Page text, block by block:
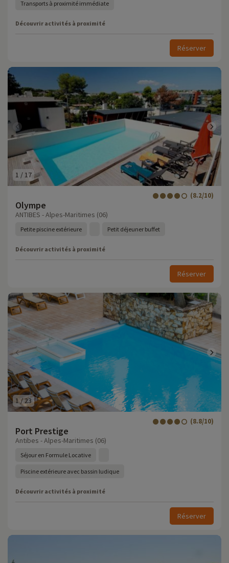
Transports à proximité immédiate
Découvrir activités à proximité
Réserver
1 / 17
Olympe
(8.2/10)
ANTIBES - Alpes-Maritimes (06)
Petite piscine extérieure Petit déjeuner buffet
Découvrir activités à proximité
Réserver
1 /23
Port Prestige
(8.8/10)
Antibes - Alpes-Maritimes (06)
Séjour en Formule Locative
Piscine extérieure avec bassin ludique
Découvrir activités à proximité
Réserver